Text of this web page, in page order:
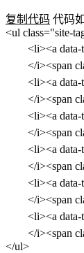
复制代码 代码
<ul class="site-
<li><a data-
</i><span
<li><a data-
</i><span
<li><a data-
</i><span
<li><a data-
</i><span
<li><a data-
</i><span
<li><a data-
</i><span
</ul>